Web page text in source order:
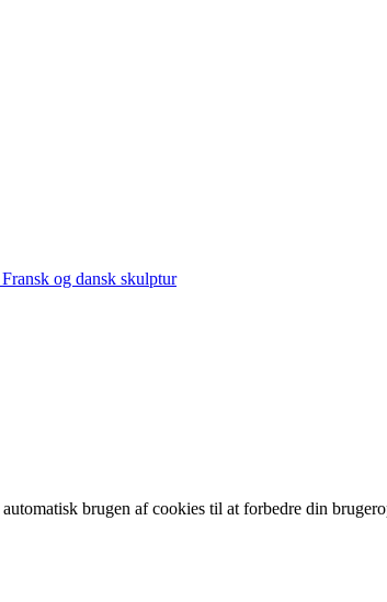
og dansk skulptur
brugen af cookies til at forbedre din